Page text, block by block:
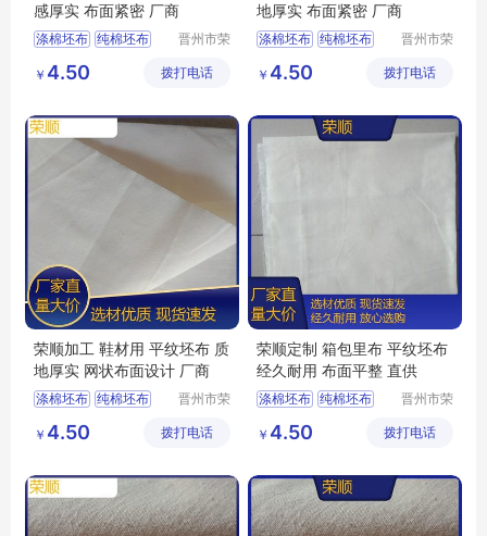
感厚实 布面紧密 厂商
涤棉坯布 纯棉坯布
涤棉起绒布
平纹坯布
晋州市荣
限公司
￥ 4.50 拨打电话
地厚实 布面紧密 厂商
涤棉坯布 纯棉坯布
平纹坯布
晋州市荣
限公司
￥ 4.50 拨打电话
荣顺加工 鞋材用 平纹坯布 质
地厚实 网状布面设计 厂商
涤棉坯布 纯棉坯布
涤棉起绒布
平纹坯布
晋州市荣
限公司
￥ 4.50 拨打电话
荣顺定制 箱包里布 平纹坯布
经久耐用 布面平整 直供
涤棉坯布 纯棉坯布
涤棉起绒布
平纹坯布
晋州市荣
限公司
￥ 4.50 拨打电话